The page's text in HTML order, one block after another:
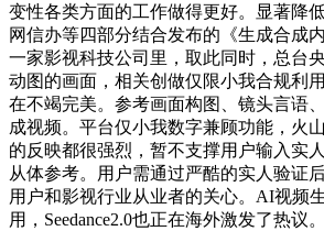
变性各类方面的工作做得更好。显著降
网信办等四部分结合发布的《生成合成
一家影视科技公司里，取此同时，总台
动图的画面，相关创做仅限小我合规利
在不竭完美。参考画面构图、镜头言语
成视频。平台仅小我数字兼顾功能，火
的反映都很强烈，暂不支撑用户输入实
从体参考。用户需通过严酷的实人验证
用户和影视行业从业者的关心。AI视频
用，Seedance2.0也正在海外激发了热议